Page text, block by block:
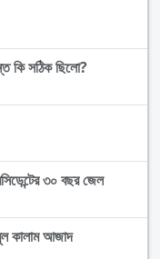
কি সঠিক ছিলো?
৩০ বছর জেল
কালাম আজাদ